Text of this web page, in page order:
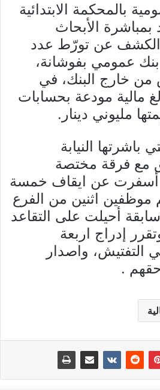
بالمحكمة الابتدائية
الأبحاث
الكشف عن تورّط عدد
عمومي بفوشانة،
خارج البنك، في
مالية مودعة بحسابات
مليوني دينار.
باشرتها النيابة
مع فرقة مختصة
أسفرت عن ايقاف خمسة
اثنين من الفرع
أحيلت على التقاعد
2018، وتقرر إدراج اربعة
واصدار
.